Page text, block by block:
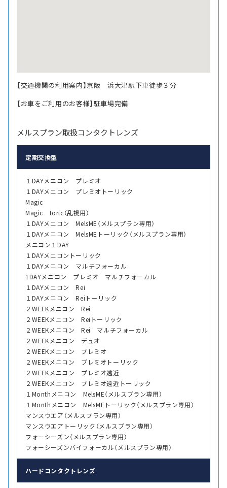
【交通機関の利用案内】京阪 浜大津駅下車徒歩３分
【お車をご利用のお客様】駐車場完備
メルスプラン取扱コンタクトレンズ
定期交換型
１DAYメニコン プレミオ
１DAYメニコン プレミオトーリック
Magic
Magic toric（乱視用）
１DAYメニコン MelsME（メルスプラン専用）
１DAYメニコン MelsMEトーリック（メルスプラン専用）
メニコン１DAY
１DAYメニコントーリック
１DAYメニコン マルチフォーカル
1DAYメニコン プレミオ マルチフォーカル
１DAYメニコン Rei
１DAYメニコン Reiトーリック
２WEEKメニコン Rei
２WEEKメニコン Reiトーリック
２WEEKメニコン Rei マルチフォーカル
２WEEKメニコン デュオ
２WEEKメニコン プレミオ
２WEEKメニコン プレミオトーリック
２WEEKメニコン プレミオ遠近
２WEEKメニコン プレミオ遠近トーリック
１Monthメニコン MelsME（メルスプラン専用）
１Monthメニコン MelsMEトーリック（メルスプラン専用）
マンスウエア（メルスプラン専用）
マンスウエアトーリック（メルスプラン専用）
フォーシーズン（メルスプラン専用）
フォーシーズンバイフォーカル（メルスプラン専用）
ハード コンタクトレンズ